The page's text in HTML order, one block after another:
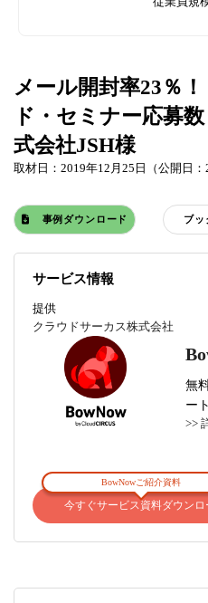
メール開封率23％
ド・セミナー応募
式会社JSH様
取材日：2019年12月25日（公開日：
事例ダウンロード ブッ
サービス情報
提供
クラウドサーカス株式会社
無
ー
>>
BowNowご紹介資料
今すぐサービス資料ダウンロ